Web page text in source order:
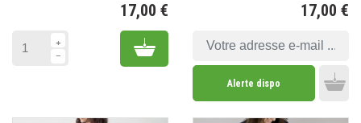
17,00 €
Add to cart
17,00 €
Alerte dispo